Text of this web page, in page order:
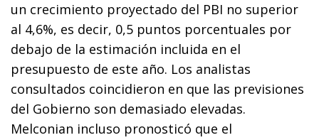
un crecimiento proyectado del PBI no superior
al 4,6%, es decir, 0,5 puntos porcentuales por
debajo de la estimación incluida en el
presupuesto de este año. Los analistas
consultados coincidieron en que las previsiones
del Gobierno son demasiado elevadas.
Melconian incluso pronosticó que el